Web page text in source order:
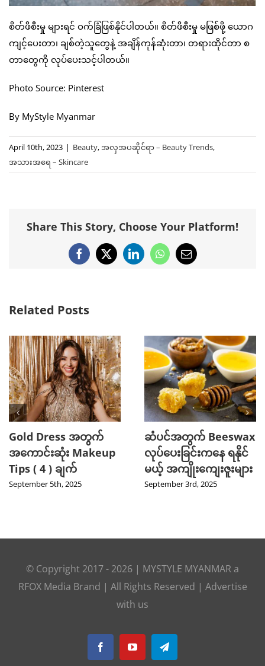
စိတ်ဖိစီးမှု များရင် ဝက်ခြံဖြစ်နိုင်ပါတယ်။ စိတ်ဖိစီးမှု မဖြစ်ဖို့ ယောဂ
ကျင့်ပေးတာ၊ ချစ်တဲ့သူတွေနဲ့ အချိန်ကုန်ဆုံးတာ၊ တရားထိုင်တာ စ
တာတွေကို လုပ်ပေးသင့်ပါတယ်။
Photo Source: Pinterest
By MyStyle Myanmar
April 10th, 2023 | Beauty,အလှအပဆိုင်ရာ – Beauty Trends,
အသားအရေ – Skincare
Share This Story, Choose Your Platform!
Facebook
X LinkedInWhatsApp
Email
Related Posts
2025 TikTok မှာ Trend
ဖြစ်ခဲ့တဲ့ Hot Beauty
Product ( 5 ) မျိုး
August 27th, 2025
သင့်ဆံကေသာကို
ကျန်းမာသန်စွမ်းစေမယ့်
Curry Leaves ရဲ့
အံ့ဖွယ်နည်းလမ်း ၄ ခု
© Copyright 2017 - 2026|MYSTYLE MYANMARa
Brand | All Rights Reserved |